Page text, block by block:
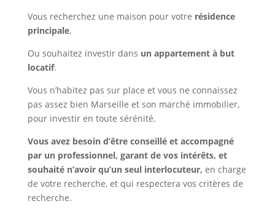
Vous recherchez une maison pour votre résidence
principale,
Ou souhaitez investir dans un appartement à but
locatif.
Vous n’habitez pas sur place et vous ne connaissez
pas assez bien Marseille et son marché immobilier,
pour investir en toute sérénité.
Vous avez besoin d’être conseillé et accompagné
par un professionnel, garant de vos intérêts, et
souhaité n’avoir qu’un seul interlocuteur, en charge
de votre recherche, et qui respectera vos critères de
recherche.